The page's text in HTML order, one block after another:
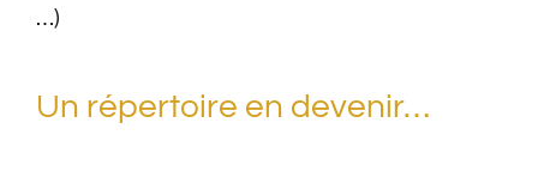
…)
Un répertoire en devenir…